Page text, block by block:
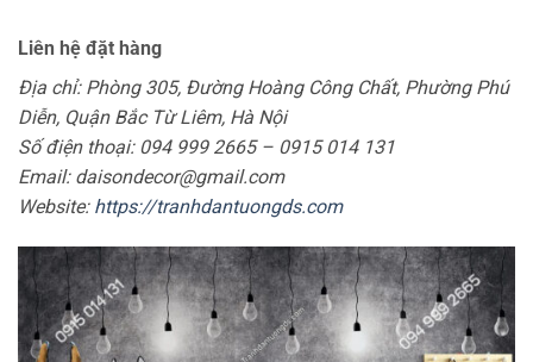
Liên hệ đặt hàng
Địa chỉ: Phòng 305, Đường Hoàng Công Chất, Phường Phú
Diễn, Quận Bắc Từ Liêm, Hà Nội
Số điện thoại: 094 999 2665 – 0915 014 131
Email: daisondecor@gmail.com
Website: https://tranhdantuongds.com